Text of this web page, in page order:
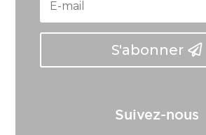
S'abonner
Suivez-nous